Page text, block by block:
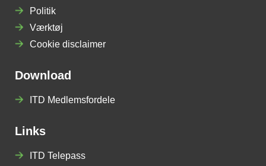
Politik
Værktøj
Cookie disclaimer
Download
ITD Medlemsfordele
Links
ITD Telepass